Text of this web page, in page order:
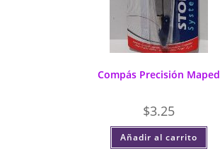
Compás Precisión Maped
$3.25
Añadir al carrito